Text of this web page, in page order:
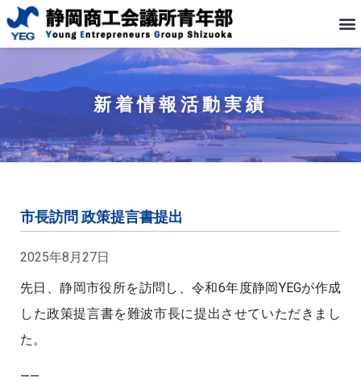
新着情報活動実績
市長訪問 政策提言書提出
2025年8月27日
先日、静岡市役所を訪問し、令和6年度静岡YEGが作成
した政策提言書を難波市長に提出させていただきまし
た。
——